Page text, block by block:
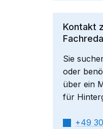
Kontakt
Sie
oder
über ein
für
+49